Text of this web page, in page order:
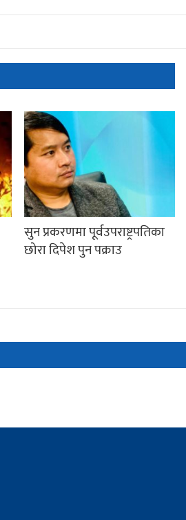
सुन प्रकरणमा पूर्वउपराष्ट्रपतिका
छोरा दिपेश पुन पक्राउ